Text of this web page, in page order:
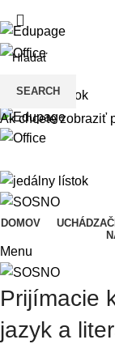
DOMOV UCHÁDZAČI
Menu
Prijímacie
jazyk a
SEARCH
Ak chcete zobraziť